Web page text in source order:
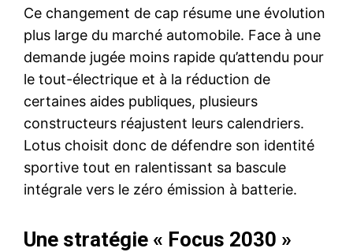
Ce changement de cap résume une évolution
plus large du marché automobile. Face à une
demande jugée moins rapide qu’attendu pour
le tout-électrique et à la réduction de
certaines aides publiques, plusieurs
constructeurs réajustent leurs calendriers.
Lotus choisit donc de défendre son identité
sportive tout en ralentissant sa bascule
intégrale vers le zéro émission à batterie.
Une stratégie « Focus 2030 »